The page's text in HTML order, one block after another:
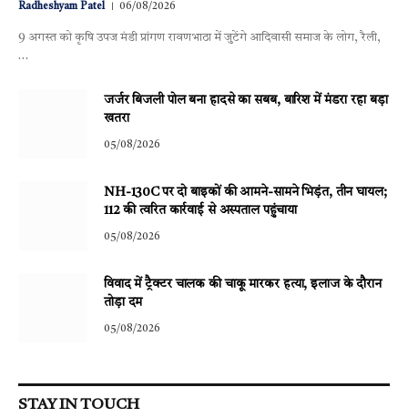
Radheshyam Patel 06/08/2026
9 अगस्त को कृषि उपज मंडी प्रांगण रावणभाठा में जुटेंगे आदिवासी समाज के लोग, रैली,
…
जर्जर बिजली पोल बना हादसे का सबब, बारिश में मंडरा रहा बड़ा
खतरा
05/08/2026
NH-130C पर दो बाइकों की आमने-सामने भिड़ंत, तीन घायल;
112 की त्वरित कार्रवाई से अस्पताल पहुंचाया
05/08/2026
विवाद में ट्रैक्टर चालक की चाकू मारकर हत्या, इलाज के दौरान
तोड़ा दम
05/08/2026
STAY IN TOUCH